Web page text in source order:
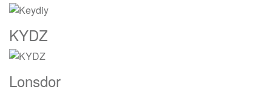
KYDZ
Lonsdor